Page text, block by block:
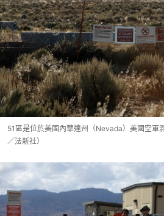
51區是位於美國內華達州（Nevada）美國空
／法新社）